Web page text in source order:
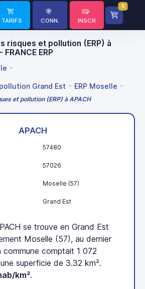
TARIFS CONN. INSCR
0
risques et pollution (ERP) à
ERP
Grand Est ERP Moselle
et pollution (ERP) à APACH
APACH
57480
57026
Moselle (57)
Grand Est
se trouve en Grand Est
Moselle (57), au dernier
commune comptait 1 072
superficie de 3.32 km².
km².